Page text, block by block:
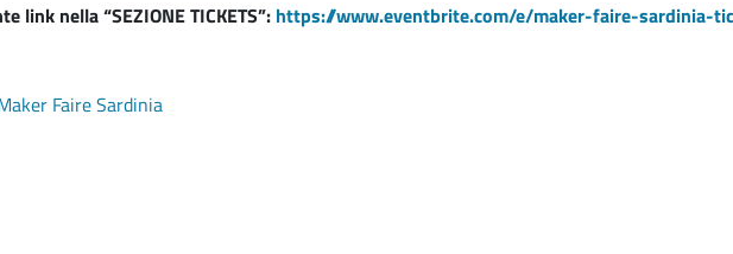
nella “SEZIONE TICKETS”: https://www.eventbrite.com/e/maker-faire-sardinia-
Faire Sardinia